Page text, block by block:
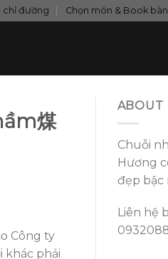
chỉ đường Chọn món & Book bàn
煤
Công ty
khác phải
ABOUT
Chuỗi
Hương
đẹp bậc
Liên hệ